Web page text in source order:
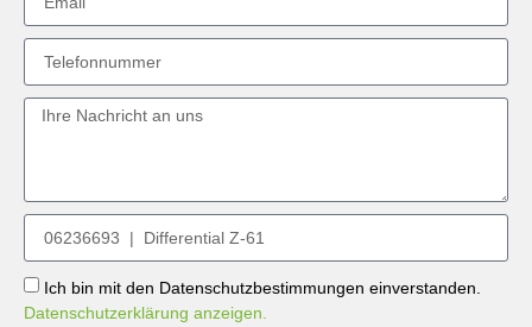
Ich bin mit den Datenschutzbestimmungen einverstanden.
Datenschutzerklärung anzeigen.